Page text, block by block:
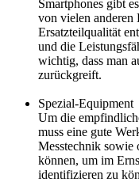
Smartphones gibt
von vielen anderen
Ersatzteilqualität
und die
wichtig, dass man
zurückgreift.
Spezial-Equipment
Um die
muss eine gute
Messtechnik sowie
können, um im
identifizieren zu